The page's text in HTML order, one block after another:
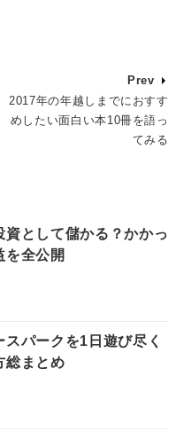
Prev
2017年の年越しまでにおすす
めしたい面白い本10冊を語っ
てみる
資として儲かる？かかっ
を全公開
スパークを1日遊び尽く
総まとめ